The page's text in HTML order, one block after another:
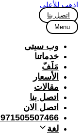
اذهب للأعلى
اتصل بنا
Menu
وب سیتی
خدماتنا
مَلَفّ
الأسعار
مقالات
اتصل بنا
اتصل الان
971505507466+
لغة